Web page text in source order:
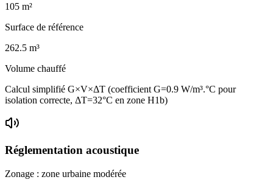
105 m²
Surface de référence
262.5 m³
Volume chauffé
Calcul simplifié G×V×ΔT (coefficient G=0.9 W/m³.°C pour
isolation correcte, ΔT=32°C en zone H1b)
Réglementation acoustique
Zonage : zone urbaine modérée